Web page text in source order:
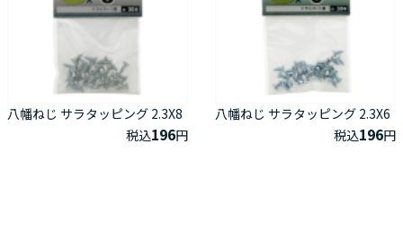
八幡ねじ サラタッピング 2.3X8
税込196円
八幡ねじ サラタッピング 2.3X6
税込196円